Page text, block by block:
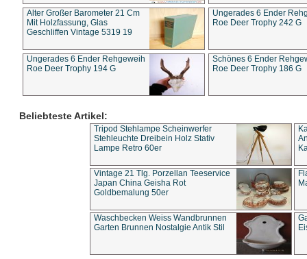
Alter Großer Barometer 21 Cm
Mit Holzfassung, Glas
Geschliffen Vintage 5319 19
Ungerades 6 Ender
Roe Deer Trophy 242 G
Ungerades 6 Ender Rehgeweih
Roe Deer Trophy 194 G
Schönes 6 Ender
Roe Deer Trophy 186 G
Beliebteste Artikel:
Tripod Stehlampe Scheinwerfer
Stehleuchte Dreibein Holz Stativ
Lampe Retro 60er
Vintage 21 Tlg. Porzellan Teeservice
Japan China Geisha Rot
Goldbemalung 50er
Waschbecken Weiss Wandbrunnen
Garten Brunnen Nostalgie Antik Stil